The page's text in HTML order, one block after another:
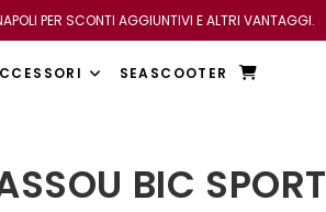
PER SCONTI AGGIUNTIVI E ALTRI VANTAGGI.
SEASCOOTER
BIC SPORT